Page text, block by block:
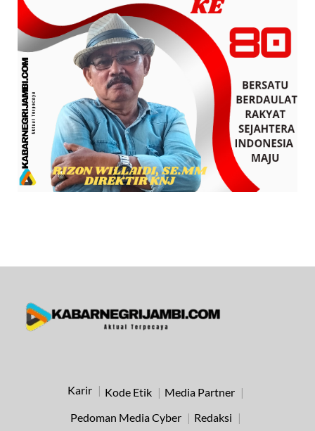
Karir Kode Etik
Media Partner
Pedoman Media Cyber
Redaksi